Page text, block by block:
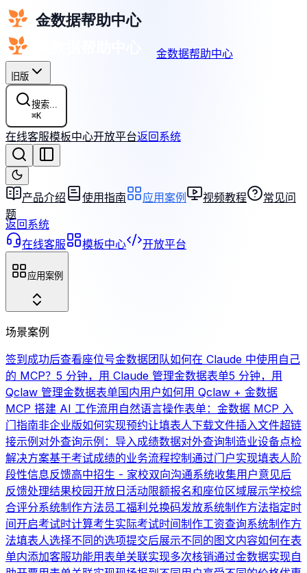
金数据帮助中心
旧版
搜索...
⌘K
在线客服模板中心开放平台返回系统
产品介绍 使用指南 应用案例 视频教程
常见问
题
返回系统
在线客服
模板中心 开放平台
应用案例
场景案例
签到成功后查看座位号金数据团队如何在 Claude 中使用自己
的 MCP？ 5 分钟，用 Claude 管理金数据表单5 分钟，用
Qclaw 管理金数据表单国内用户如何用 Qclaw + 金数据
MCP 搭建 AI 工作流用自然语言操作表单：金数据 MCP 入
门指南非企业版如何实现预约让填表人下载文件插入文件超链
接示例对外查询示例：导入成绩数据对外查询制造业设备点检
解决方案基于考试成绩的业务流程控制通过门户实现填表人阶
段性信息反馈高中招生 - 家校双向沟通系统收集用户意见后
反馈处理结果校园开放日活动限额报名和座位区域展示学校综
合评分系统制作方法员工福利兑换码发放系统制作方法指定时
间开启考试时计算考生实际考试时间制作工资查询系统制作方
法填表人选择不同的选项提交后展示不同的图文内容如何在表
单内添加客服功能用表单关联实现多次核销通过金数据实现自